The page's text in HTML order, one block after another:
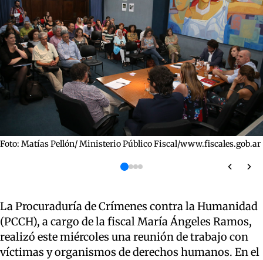
Foto: Matías Pellón/ Ministerio Público Fiscal/www.fiscales.gob.ar
La Procuraduría de Crímenes contra la Humanidad
(PCCH), a cargo de la fiscal María Ángeles Ramos,
realizó este miércoles una reunión de trabajo con
víctimas y organismos de derechos humanos. En el